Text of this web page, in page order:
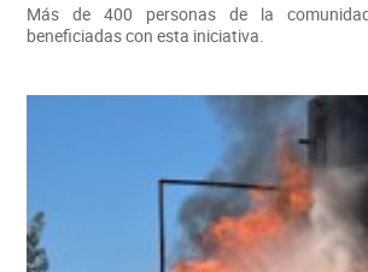
Más de 400 personas de la
beneficiadas con esta iniciativa.